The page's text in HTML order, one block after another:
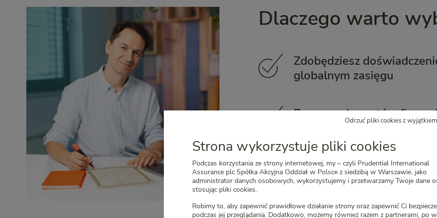
Dlaczego warto
Zdobędziesz
globalnym zasięgu
Poznasz ekspertów
innych dziedzin
Doświadczysz, czym jest
dostosowany do Twoich
Strona wykorzystuje pliki cookies
Podczas korzystania ze strony internetowej, my – czyli Prudential International
Assurance plc Spółka Akcyjna Oddział w Polsce z siedzibą w Warszawie, jako
administrator danych osobowych, wykorzystujemy i przetwarzamy Twoje dane
stosując pliki cookies.
Robimy to, aby zapewnić prawidłowe działanie strony oraz zapewnić Ci
podczas jej przeglądania. Dodatkowo, możemy również razem z partnerami, po
Odrzuć pliki cookies z